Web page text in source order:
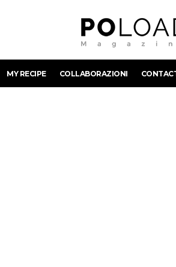
MY RECIPE COLLABORAZIONI